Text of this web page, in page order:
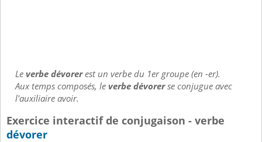
Leverbe dévorerest un verbe du 1er groupe (en -er).
Aux temps composés, leverbe dévorerse conjugue avec
l'auxiliaire avoir.
Exercice interactif de conjugaison - verbe
dévorer